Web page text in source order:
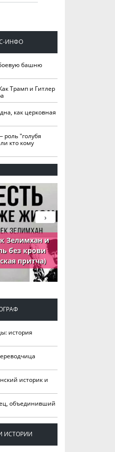
ИНФО
башню
Трамп и Гитлер
как церковная
"голубя
кто кому
Зелимхан и
без крови
притча)
›
история
историк и
объединивший
ИСТОРИИ